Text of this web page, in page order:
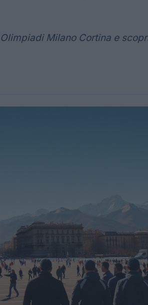
Milano Cortina e